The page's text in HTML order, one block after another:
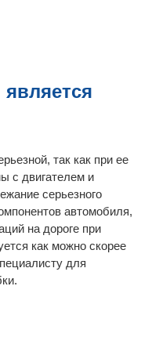
так как при ее
с двигателем и
серьезного
автомобиля,
на дороге при
как можно скорее
для